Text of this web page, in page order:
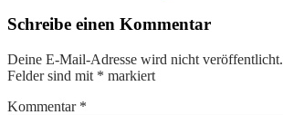
Schreibe einen Kommentar
Deine E-Mail-Adresse wird nicht veröffentlicht.
Felder sind mit * markiert
Kommentar *